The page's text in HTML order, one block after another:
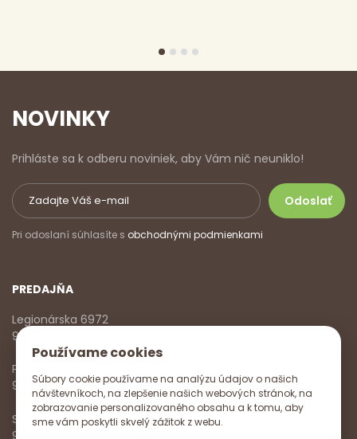
Používame cookies
Súbory cookie používame na analýzu údajov o našich
návštevníkoch, na zlepšenie našich webových stránok, na
zobrazovanie personalizovaného obsahu a k tomu, aby
sme vám poskytli skvelý zážitok z webu.
NOVINKY
Prihláste sa k odberu noviniek, aby Vám nič neuniklo!
Pri odoslaní súhlasíte s obchodnými podmienkami
PREDAJŇA
Legionárska 6972
911 01 Trenčín
Pondelok - Piatok
9:00 - 17:00
Sobota